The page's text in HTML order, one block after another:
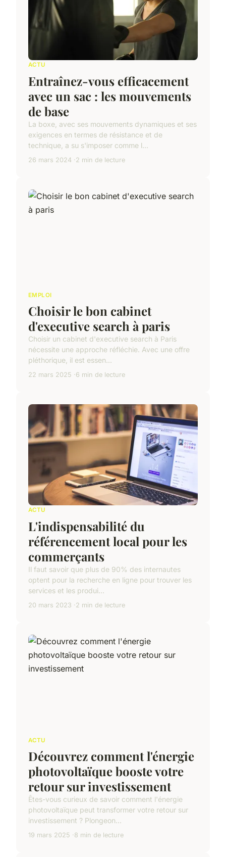
ACTU
Entraînez-vous efficacement
avec un sac : les mouvements
de base
La boxe, avec ses mouvements dynamiques et ses
exigences en termes de résistance et de
technique, a su s'imposer comme l...
26 mars 2024 2 min de lecture
EMPLOI
Choisir le bon cabinet
d'executive search à paris
Choisir un cabinet d'executive search à Paris
nécessite une approche réfléchie. Avec une offre
pléthorique, il est essen...
22 mars 2025 6 min de lecture
ACTU
L'indispensabilité du
référencement local pour les
commerçants
Il faut savoir que plus de 90% des internautes
optent pour la recherche en ligne pour trouver les
services et les produi...
20 mars 2023 2 min de lecture
ACTU
Découvrez comment l'énergie
photovoltaïque booste votre
retour sur investissement
Êtes-vous curieux de savoir comment l'énergie
photovoltaïque peut transformer votre retour sur
investissement ? Plongeon...
19 mars 2025 8 min de lecture